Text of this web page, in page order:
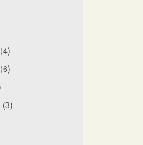
(4)
(6)
(3)